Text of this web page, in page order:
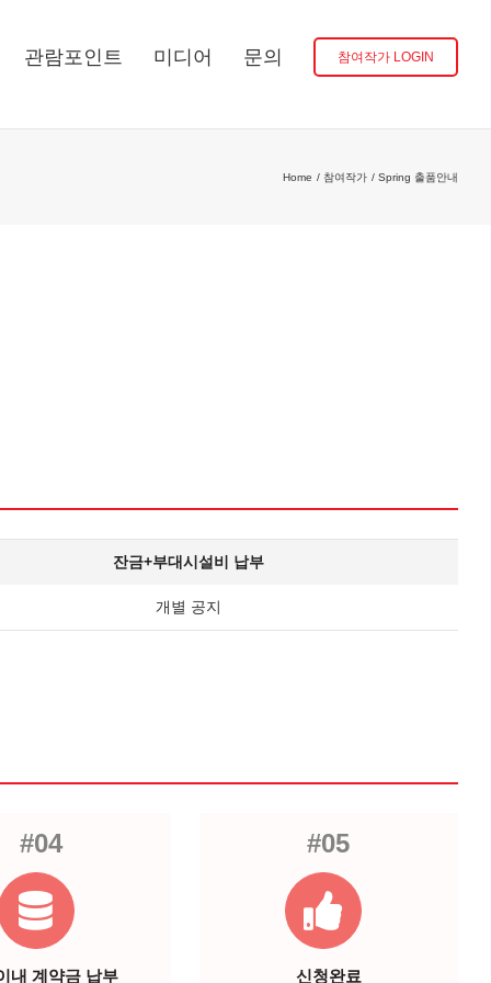
관람포인트 미디어 문의 참여작가 LOGIN
Home 참여작가 Spring 출품안내
잔금+부대시설비 납부
개별 공지
#04
내 계약금 납부
#05
신청완료